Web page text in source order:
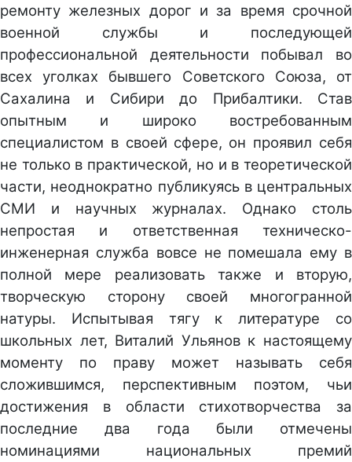
ремонту железных дорог и за время срочной
военной службы и последующей
профессиональной деятельности побывал во
всех уголках бывшего Советского Союза, от
Сахалина и Сибири до Прибалтики. Став
опытным и широко востребованным
специалистом в своей сфере, он проявил себя
не только в практической, но и в теоретической
части, неоднократно публикуясь в центральных
СМИ и научных журналах. Однако столь
непростая и ответственная техническо-
инженерная служба вовсе не помешала ему в
полной мере реализовать также и вторую,
творческую сторону своей многогранной
натуры. Испытывая тягу к литературе со
школьных лет, Виталий Ульянов к настоящему
моменту по праву может называть себя
сложившимся, перспективным поэтом, чьи
достижения в области стихотворчества за
последние два года были отмечены
номинациями национальных премий